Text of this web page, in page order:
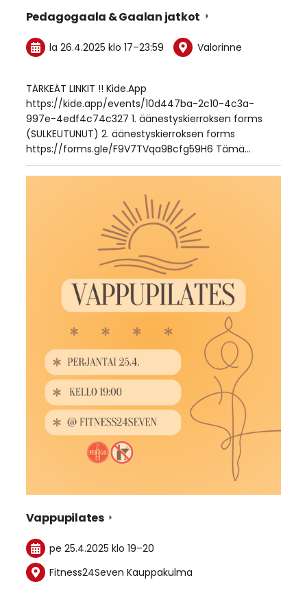
Pedagogaala & Gaalan jatkot
la 26.4.2025klo 17–23:59 Valorinne
TÄRKEÄT LINKIT !! Kide.App
https://kide.app/events/10d447ba-2c10-4c3a-
997e-4edf4c74c327 1. äänestyskierroksen forms
(SULKEUTUNUT) 2. äänestyskierroksen forms
https://forms.gle/F9V7TVqa9Bcfg59H6 Tämä…
Vappupilates
pe 25.4.2025klo 19–20
Fitness24Seven Kauppakulma